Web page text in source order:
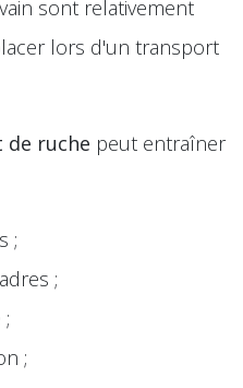
sont relativement
lors d'un transport
de ruche peut entraîner
;
;
;